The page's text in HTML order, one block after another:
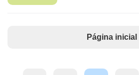
Página inicial